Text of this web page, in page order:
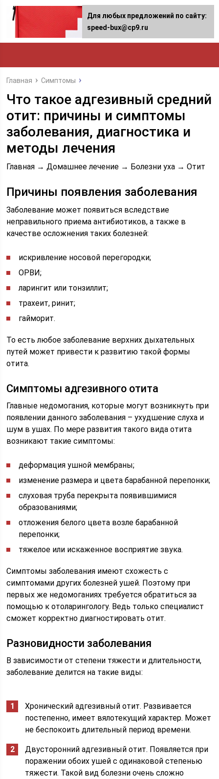
Главная Симптомы
Что такое адгезивный средний
отит: причины и симптомы
заболевания, диагностика и
методы лечения
Главная → Домашнее лечение → Болезни уха → Отит
Причины появления заболевания
Заболевание может появиться вследствие
неправильного приема антибиотиков, а также в
качестве осложнения таких болезней:
искривление носовой перегородки;
ОРВИ;
ларингит или тонзиллит;
трахеит, ринит;
гайморит.
То есть любое заболевание верхних дыхательных
путей может привести к развитию такой формы
отита.
Симптомы адгезивного отита
Главные недомогания, которые могут возникнуть при
появлении данного заболевания – ухудшение слуха и
шум в ушах. По мере развития такого вида отита
возникают такие симптомы:
деформация ушной мембраны;
изменение размера и цвета барабанной перепонки;
слуховая труба перекрыта появившимися
образованиями;
отложения белого цвета возле барабанной
перепонки;
тяжелое или искаженное восприятие звука.
Симптомы заболевания имеют схожесть с
симптомами других болезней ушей. Поэтому при
первых же недомоганиях требуется обратиться за
помощью к отоларингологу. Ведь только специалист
сможет корректно диагностировать отит.
Разновидности заболевания
В зависимости от степени тяжести и длительности,
заболевание делится на такие виды:
Хронический адгезивный отит. Развивается
постепенно, имеет вялотекущий характер. Может
не беспокоить длительный период времени.
Двусторонний адгезивный отит. Появляется при
поражении обоих ушей с одинаковой степенью
тяжести. Такой вид болезни очень сложно
Для любых предложений по сайту:
speed-bux@cp9.ru